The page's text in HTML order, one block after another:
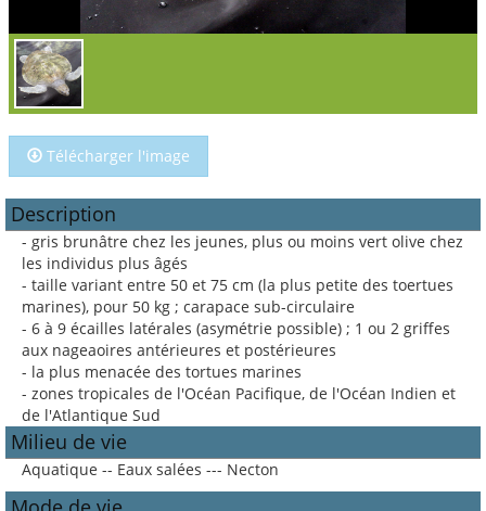
Télécharger l'image
Description
- gris brunâtre chez les jeunes, plus ou moins vert olive chez
les individus plus âgés
- taille variant entre 50 et 75 cm (la plus petite des toertues
marines), pour 50 kg ; carapace sub-circulaire
- 6 à 9 écailles latérales (asymétrie possible) ; 1 ou 2 griffes
aux nageaoires antérieures et postérieures
- la plus menacée des tortues marines
- zones tropicales de l'Océan Pacifique, de l'Océan Indien et
de l'Atlantique Sud
Milieu de vie
Aquatique -- Eaux salées --- Necton